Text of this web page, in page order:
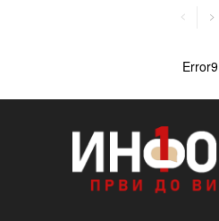
Error9